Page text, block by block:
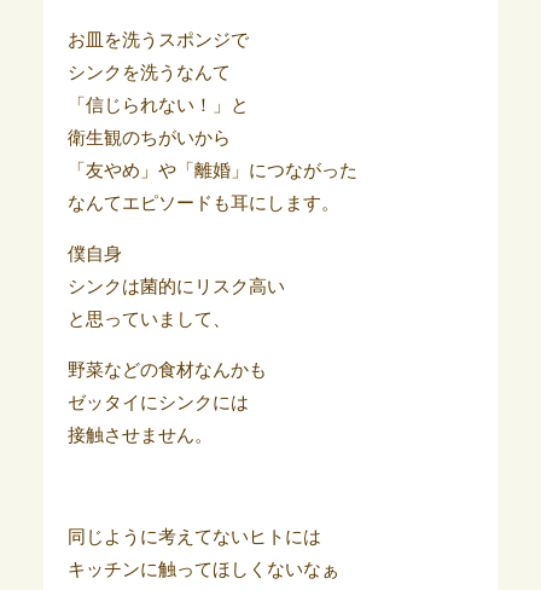
お皿を洗うスポンジで
シンクを洗うなんて
「信じられない！」と
衛生観のちがいから
「友やめ」や「離婚」につながった
なんてエピソードも耳にします。
僕自身
シンクは菌的にリスク高い
と思っていまして、
野菜などの食材なんかも
ゼッタイにシンクには
接触させません。
同じように考えてないヒトには
キッチンに触ってほしくないなぁ